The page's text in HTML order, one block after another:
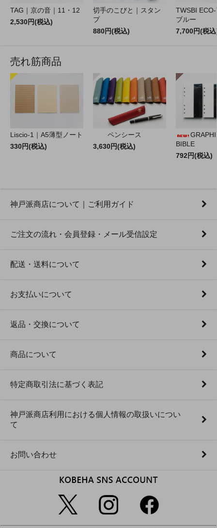
TAG｜京の音｜11・12
2,530円(税込)
切手のこびと｜スタン
プ
880円(税込)
TWSBI
ブルー
7,700円(税
売れ筋商品
Liscio-1｜A5薄型ノート
330円(税込)
ペンシース
3,630円(税込)
BIBLE
792円(税込)
神戸派商店について｜ご利用ガイド
ご注文の流れ・会員登録・メール受信設定
配送・送料について
お支払いについて
返品・交換について
商品について
特定商取引法に基づく表記
神戸派商店利用における個人情報の取扱いについ
て
お問い合わせ